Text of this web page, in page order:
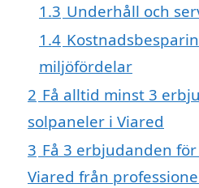
1.3 Underhåll och
1.4
miljöfördelar
2 Få alltid minst 3
solpaneler i Viared
3 Få 3 erbjudanden
Viared från